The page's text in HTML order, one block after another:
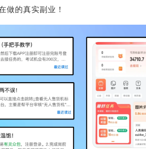
做的真实副业！